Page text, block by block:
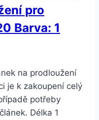
pro
Barva: 1
na prodloužení
je k zakoupení celý
potřeby
Délka 1